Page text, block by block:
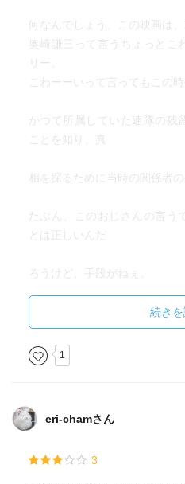
何なんでしょう、この映画は、
奥崎謙三って言うちょっとこ
リー。
こわーーいって言ってもこの
かつて所属していた連隊の残
ことを知り、真
相を探るために当時の関係者
たぶん、このおじさんの言う
とは正しいんだ
ろうけど、手段がねぇ。
でも、ふと感じたのは突然殴
荒くても周りの
人が動じてないってこと。
今ならありえない。
たようなこのお
続き
1
eri-chamさん
3